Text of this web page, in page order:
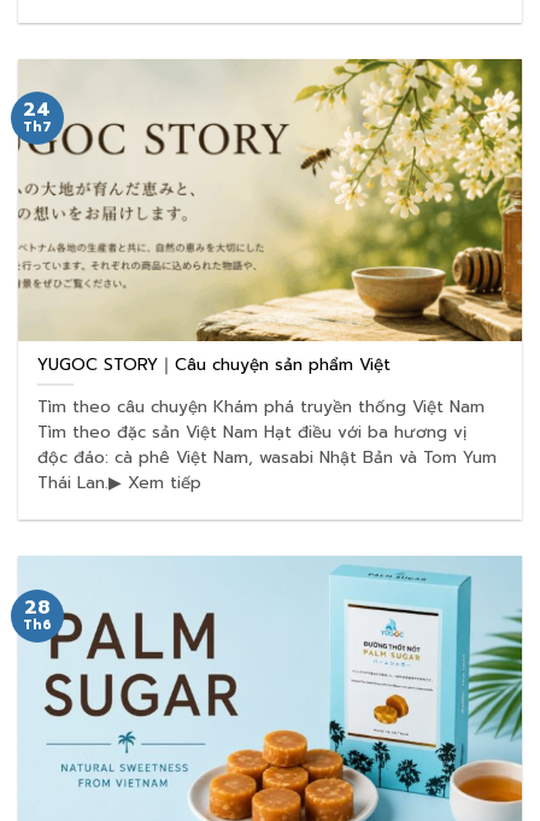
YUGOC STORY｜Câu chuyện sản phẩm Việt
Tìm theo câu chuyện Khám phá truyền thống Việt Nam
Tìm theo đặc sản Việt Nam Hạt điều với ba hương vị
độc đáo: cà phê Việt Nam, wasabi Nhật Bản và Tom Yum
Thái Lan.▶ Xem tiếp
24
Th7
28
Th6